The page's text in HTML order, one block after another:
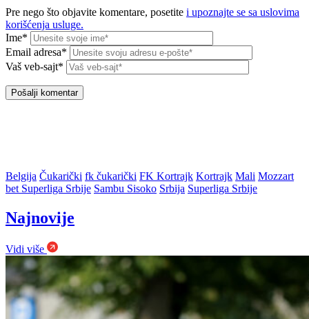
Pre nego što objavite komentare, posetite i upoznajte se sa uslovima
korišćenja usluge.
Ime*
Email adresa*
Vaš veb-sajt*
Belgija Čukarički fk čukarički FK Kortrajk Kortrajk Mali Mozzart
bet Superliga Srbije Sambu Sisoko Srbija Superliga Srbije
Najnovije
Vidi više